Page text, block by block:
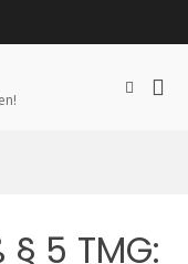
Such-
5 TMG: